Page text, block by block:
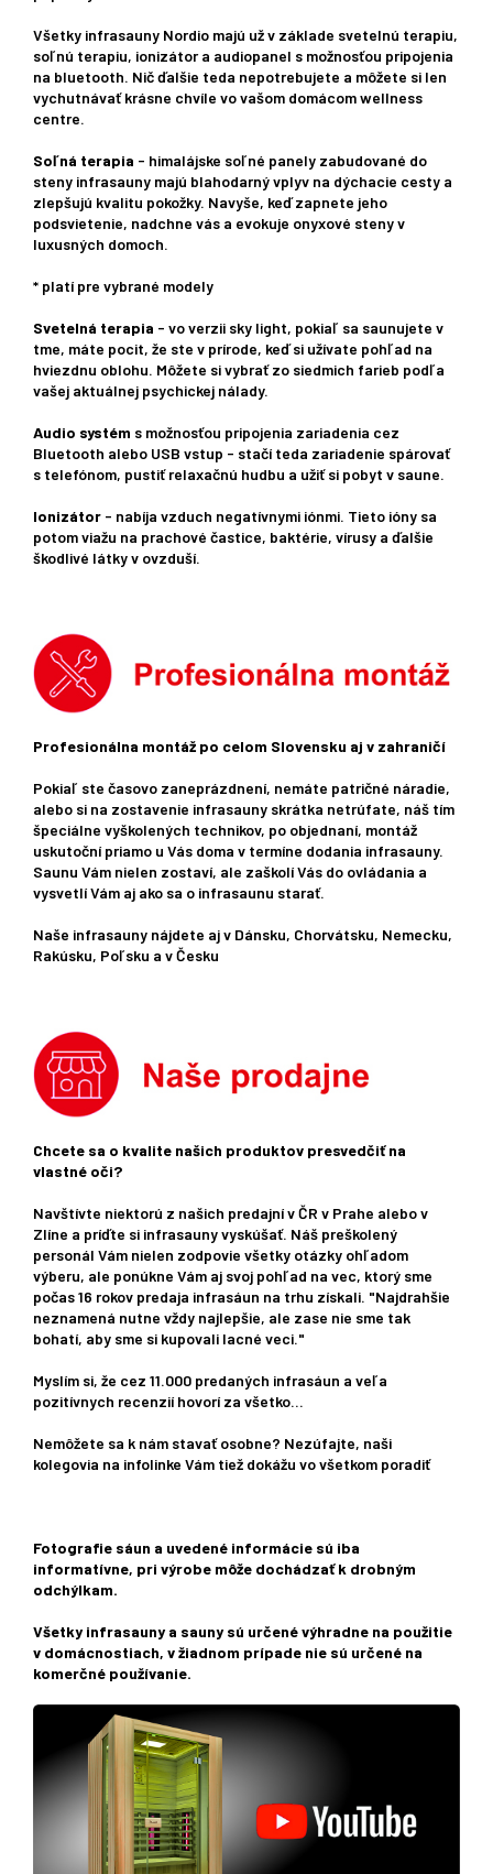
Všetky infrasauny Nordio majú už v základe svetelnú terapiu,
soľnú terapiu, ionizátor a audiopanel s možnosťou pripojenia
na bluetooth. Nič ďalšie teda nepotrebujete a môžete si len
vychutnávať krásne chvíle vo vašom domácom wellness
centre.
Soľná terapia - himalájske soľné panely zabudované do
steny infrasauny majú blahodarný vplyv na dýchacie cesty a
zlepšujú kvalitu pokožky. Navyše, keď zapnete jeho
podsvietenie, nadchne vás a evokuje onyxové steny v
luxusných domoch.
* platí pre vybrané modely
Svetelná terapia - vo verzii sky light, pokiaľ sa saunujete v
tme, máte pocit, že ste v prírode, keď si užívate pohľad na
hviezdnu oblohu. Môžete si vybrať zo siedmich farieb podľa
vašej aktuálnej psychickej nálady.
Audio systém s možnosťou pripojenia zariadenia cez
Bluetooth alebo USB vstup - stačí teda zariadenie spárovať
s telefónom, pustiť relaxačnú hudbu a užiť si pobyt v saune.
Ionizátor - nabíja vzduch negatívnymi iónmi. Tieto ióny sa
potom viažu na prachové častice, baktérie, vírusy a ďalšie
škodlivé látky v ovzduší.
Profesionálna montáž po celom Slovensku aj v zahraničí
Pokiaľ ste časovo zaneprázdnení, nemáte patričné ​​náradie,
alebo si na zostavenie infrasauny skrátka netrúfate, náš tím
špeciálne vyškolených technikov, po objednaní, montáž
uskutoční priamo u Vás doma v termíne dodania infrasauny.
Saunu Vám nielen zostaví, ale zaškolí Vás do ovládania a
vysvetlí Vám aj ako sa o infrasaunu starať.
Naše infrasauny nájdete aj v Dánsku, Chorvátsku, Nemecku,
Rakúsku, Poľsku a v Česku
Chcete sa o kvalite našich produktov presvedčiť na
vlastné oči?
Navštívte niektorú z našich predajní v ČR v Prahe alebo v
Zlíne a príďte si infrasauny vyskúšať. Náš preškolený
personál Vám nielen zodpovie všetky otázky ohľadom
výberu, ale ponúkne Vám aj svoj pohľad na vec, ktorý sme
počas 16 rokov predaja infrasáun na trhu získali. "Najdrahšie
neznamená nutne vždy najlepšie, ale zase nie sme tak
bohatí, aby sme si kupovali lacné veci."
Myslím si, že cez 11.000 predaných infrasáun a veľa
pozitívnych recenzií hovorí za všetko...
Nemôžete sa k nám stavať osobne? Nezúfajte, naši
kolegovia na infolinke Vám tiež dokážu vo všetkom poradiť
Fotografie sáun a uvedené informácie sú iba
informatívne, pri výrobe môže dochádzať k drobným
odchýlkam.
Všetky infrasauny a sauny sú určené výhradne na použitie
v domácnostiach, v žiadnom prípade nie sú určené na
komerčné používanie.